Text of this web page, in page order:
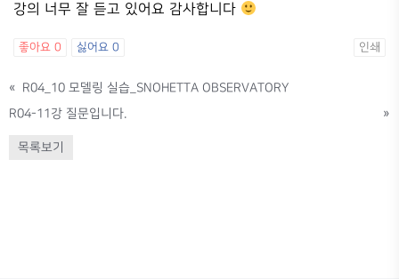
강의 너무 잘 듣고 있어요 감사합니다
좋아요 0 싫어요 0 인쇄
« R04_10 모델링 실습_SNOHETTA OBSERVATORY
R04-11강 질문입니다.
»
목록보기